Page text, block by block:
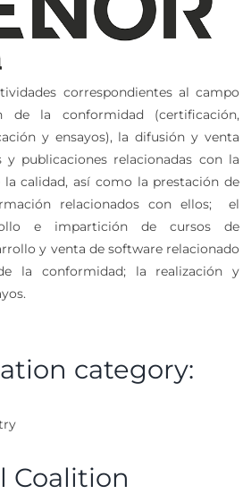
correspondientes al campo
de la conformidad (certificación,
y ensayos), la difusión y venta
y publicaciones relacionadas con la
la calidad, así como la prestación de
relacionados con ellos; el
e impartición de cursos de
y venta de software relacionado
la conformidad; la realización y
category:
Coalition